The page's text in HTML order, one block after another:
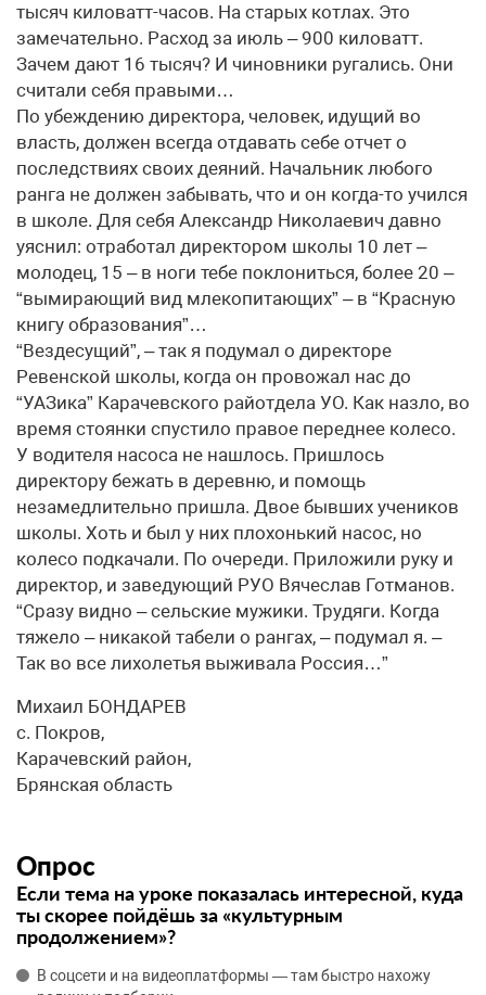
тысяч киловатт-часов. На старых котлах. Это
замечательно. Расход за июль – 900 киловатт.
Зачем дают 16 тысяч? И чиновники ругались. Они
считали себя правыми…
По убеждению директора, человек, идущий во
власть, должен всегда отдавать себе отчет о
последствиях своих деяний. Начальник любого
ранга не должен забывать, что и он когда-то учился
в школе. Для себя Александр Николаевич давно
уяснил: отработал директором школы 10 лет –
молодец, 15 – в ноги тебе поклониться, более 20 –
“вымирающий вид млекопитающих” – в “Красную
книгу образования”…
“Вездесущий”, – так я подумал о директоре
Ревенской школы, когда он провожал нас до
“УАЗика” Карачевского райотдела УО. Как назло, во
время стоянки спустило правое переднее колесо.
У водителя насоса не нашлось. Пришлось
директору бежать в деревню, и помощь
незамедлительно пришла. Двое бывших учеников
школы. Хоть и был у них плохонький насос, но
колесо подкачали. По очереди. Приложили руку и
директор, и заведующий РУО Вячеслав Готманов.
“Сразу видно – сельские мужики. Трудяги. Когда
тяжело – никакой табели о рангах, – подумал я. –
Так во все лихолетья выживала Россия…”
Михаил БОНДАРЕВ
с. Покров,
Карачевский район,
Брянская область
Опрос
Если тема на уроке показалась интересной, куда
ты скорее пойдёшь за «культурным
продолжением»?
В соцсети и на видеоплатформы — там быстро нахожу